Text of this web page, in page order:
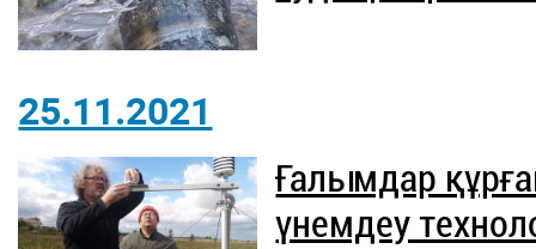
25.11.2021
Ғалымдар
үнемдеу